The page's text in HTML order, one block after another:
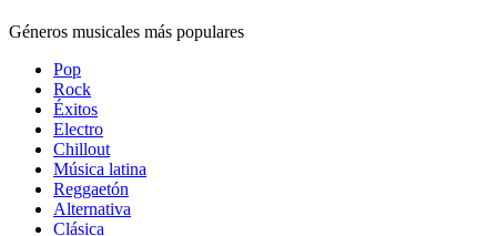
Géneros musicales más populares
Pop
Rock
Éxitos
Electro
Chillout
Música latina
Reggaetón
Alternativa
Clásica